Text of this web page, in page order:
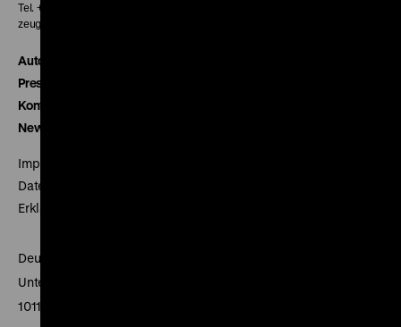
Tel. + 49 30 20304-770
zeughauskino@dhm.de
Autor*innen
Presse
Kontakt
Newsletter
Impressum
Datenschutz
Erklärung digitale Barrierefreiheit
Deutsches Historisches Museum
Unter den Linden 2
10117 Berlin